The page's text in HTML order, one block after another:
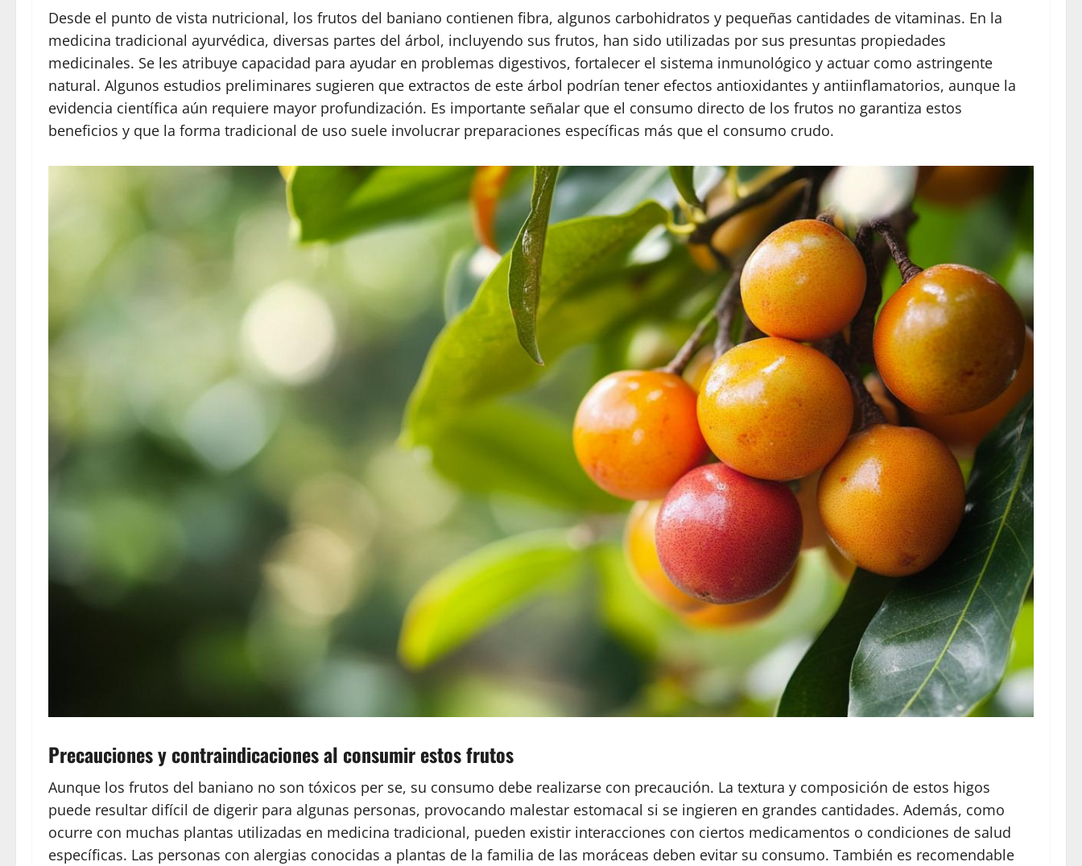
Desde el punto de vista nutricional, los frutos del baniano contienen fibra, algunos carbohidratos y pequeñas cantidades de vitaminas. En la
medicina tradicional ayurvédica, diversas partes del árbol, incluyendo sus frutos, han sido utilizadas por sus presuntas propiedades
medicinales. Se les atribuye capacidad para ayudar en problemas digestivos, fortalecer el sistema inmunológico y actuar como astringente
natural. Algunos estudios preliminares sugieren que extractos de este árbol podrían tener efectos antioxidantes y antiinflamatorios, aunque la
evidencia científica aún requiere mayor profundización. Es importante señalar que el consumo directo de los frutos no garantiza estos
beneficios y que la forma tradicional de uso suele involucrar preparaciones específicas más que el consumo crudo.
Precauciones y contraindicaciones al consumir estos frutos
Aunque los frutos del baniano no son tóxicos per se, su consumo debe realizarse con precaución. La textura y composición de estos higos
puede resultar difícil de digerir para algunas personas, provocando malestar estomacal si se ingieren en grandes cantidades. Además, como
ocurre con muchas plantas utilizadas en medicina tradicional, pueden existir interacciones con ciertos medicamentos o condiciones de salud
específicas. Las personas con alergias conocidas a plantas de la familia de las moráceas deben evitar su consumo. También es recomendable